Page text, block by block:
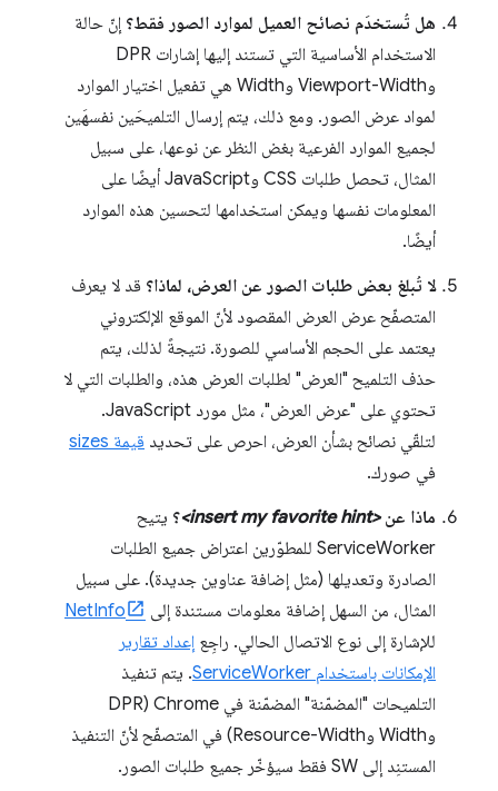
هل تُستخدَم نصائح العميل لموارد الصور فقط؟ إنّ حالة
الاستخدام الأساسية التي تستند إليها إشارات DPR
وViewport-Width وWidth هي تفعيل اختيار الموارد
لمواد عرض الصور. ومع ذلك، يتم إرسال التلميحَين نفسهَين
لجميع الموارد الفرعية بغض النظر عن نوعها، على سبيل
المثال، تحصل طلبات CSS وJavaScript أيضًا على
المعلومات نفسها ويمكن استخدامها لتحسين هذه الموارد
أيضًا.
لا تُبلغ بعض طلبات الصور عن العرض، لماذا؟ قد لا يعرف
المتصفّح عرض العرض المقصود لأنّ الموقع الإلكتروني
يعتمد على الحجم الأساسي للصورة. نتيجةً لذلك، يتم
حذف التلميح "العرض" لطلبات العرض هذه، والطلبات التي لا
تحتوي على "عرض العرض"، مثل مورد JavaScript.
لتلقّي نصائح بشأن العرض، احرص على تحديد قيمة sizes
في صورك.
ماذا عن<insert my favorite hint> ؟ يتيح
ServiceWorker للمطوّرين اعتراض جميع الطلبات
الصادرة وتعديلها (مثل إضافة عناوين جديدة). على سبيل
المثال، من السهل إضافة معلومات مستندة إلى
NetInfo
للإشارة إلى نوع الاتصال الحالي. راجِع إعداد تقارير
الإمكانات باستخدام ServiceWorker
. يتم تنفيذ
التلميحات "المضمّنة" المضمّنة في Chrome (DPR
وWidth وResource-Width) في المتصفّح لأنّ التنفيذ
المستنِد إلى SW فقط سيؤخّر جميع طلبات الصور.